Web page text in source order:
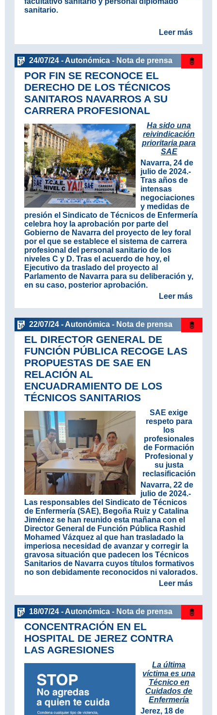
sanitario.
Leer más
24/07/24 - Autonómica - Nota de prensa
POR FIN SE RECONOCE EL
DERECHO DE LOS TÉCNICOS
SANITAROS NAVARROS A SU
CARRERA PROFESIONAL
Ha sido una
reivindicación
prioritaria para
SAE
Navarra, 24 de
julio de 2024.-
Tras años de
intensas
negociaciones
y medidas de
presión el Sindicato de Técnicos de Enfermería
celebra hoy la aprobación por parte del
Gobierno de Navarra del proyecto de ley foral
por el que se establece el sistema de carrera
profesional del personal sanitario de los
niveles C y D. Tras el acuerdo de hoy, el
Ejecutivo da traslado del proyecto al
Parlamento de Navarra para su deliberación y,
en su caso, posterior aprobación.
Leer más
22/07/24 - Autonómica - Nota de prensa
EL DIRECTOR GENERAL DE
FUNCIÓN PÚBLICA RECOGE LAS
PROPUESTAS DE SAE EN
RELACIÓN AL
ENCUADRAMIENTO DE LOS
TÉCNICOS SANITARIOS
SAE exige
respeto para
los
profesionales
de Formación
Profesional y
su justa
reclasificación
Navarra, 22 de
julio de 2024.-
Las responsables del Sindicato de Técnicos
de Enfermería (SAE), Begoña Ruiz y Catalina
Jiménez se han reunido esta mañana con el
Director General de Función Pública Rashid
Mohamed Vázquez al que han trasladado la
imperiosa necesidad de avanzar y corregir la
gravosa situación que padecen los Técnicos
Sanitarios de Navarra cuyos títulos formativos
no son debidamente reconocidos ni valorados.
Leer más
18/07/24 - Autonómica - Nota de prensa
CONCENTRACIÓN EN EL
HOSPITAL DE JEREZ CONTRA
LAS AGRESIONES
La última
víctima es una
Técnico en
Cuidados de
Enfermería
Jerez, 18 de